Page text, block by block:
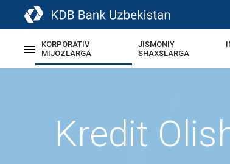
KORPORATIV
MIJOZLARGA
JISMONIY
SHAXSLARGA
Kredit